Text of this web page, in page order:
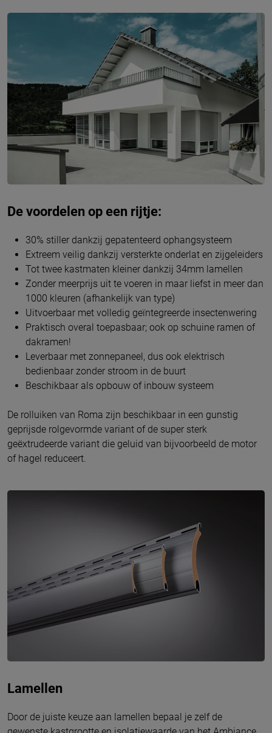
De voordelen op een rijtje:
30% stiller dankzij gepatenteerd ophangsysteem
Extreem veilig dankzij versterkte onderlat en zijgeleiders
Tot twee kastmaten kleiner dankzij 34mm lamellen
Zonder meerprijs uit te voeren in maar liefst in meer dan
1000 kleuren (afhankelijk van type)
Uitvoerbaar met volledig geïntegreerde insectenwering
Praktisch overal toepasbaar; ook op schuine ramen of
dakramen!
Leverbaar met zonnepaneel, dus ook elektrisch
bedienbaar zonder stroom in de buurt
Beschikbaar als opbouw of inbouw systeem
De rolluiken van Roma zijn beschikbaar in een gunstig
geprijsde rolgevormde variant of de super sterk
geëxtrudeerde variant die geluid van bijvoorbeeld de motor
of hagel reduceert.
Lamellen
Door de juiste keuze aan lamellen bepaal je zelf de